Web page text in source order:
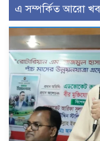
এ সম্পর্কিত আরো